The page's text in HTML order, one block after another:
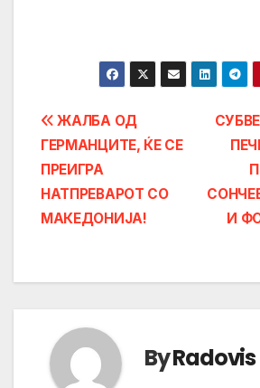
Post
navigation
И
ЖАЛБА ОД
ГЕРМАНЦИТЕ, ЌЕ СЕ
ПРЕИГРА
НАТПРЕВАРОТ СО
МАКЕДОНИЈА!
By